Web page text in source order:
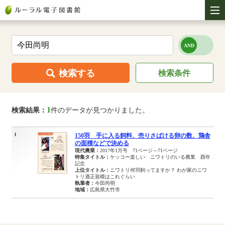
検索する 検索条件
検索結果： 1件のデータが見つかりました。
1
150羽 手に入る飼料、売りさばける卵の数、鶏舎
の面積などで決める
現代農業： 2017年1月号 71ページ～71ページ
特集タイトル： ケッコー楽しい ニワトリのいる農業 酉年
記念
上位タイトル： ニワトリ何羽飼ってますか？ わが家のニワ
トリ適正規模はこれぐらい
執筆者： 今田尚明
地域： 広島県大竹市